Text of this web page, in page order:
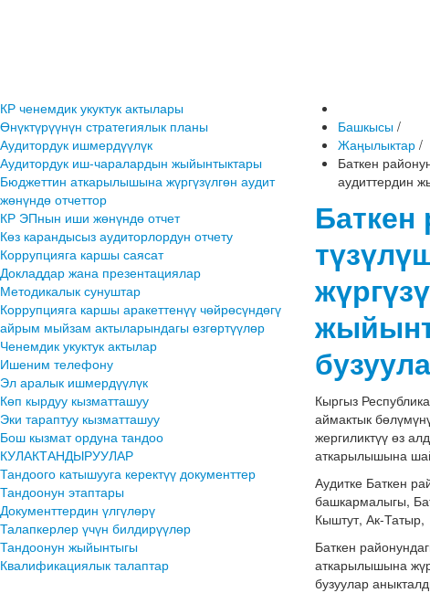
КР ченемдик укуктук актылары
Өнүктүрүүнүн стратегиялык планы
Аудитордук ишмердүүлүк
Аудитордук иш-чаралардын жыйынтыктары
Бюджеттин аткарылышына жүргүзүлгөн аудит
жөнүндө отчеттор
КР ЭПнын иши жөнүндө отчет
Көз карандысыз аудиторлордун отчету
Коррупцияга каршы саясат
Докладдар жана презентациялар
Методикалык сунуштар
Коррупцияга каршы аракеттенүү чөйрөсүндөгү
айрым мыйзам актыларындагы өзгөртүүлөр
Ченемдик укуктук актылар
Ишеним телефону
Эл аралык ишмердүүлүк
Көп кырдуу кызматташуу
Эки тараптуу кызматташуу
Бош кызмат ордуна тандоо
КУЛАКТАНДЫРУУЛАР
Тандоого катышууга керектүү документтер
Тандоонун этаптары
Документтердин үлгүлөрү
Талапкерлер үчүн билдирүүлөр
Тандоонун жыйынтыгы
Квалификациялык талаптар
Башкысы /
Жаңылыктар /
Баткен
аудиттердин
Кыргыз
аймактык
жергиликтүү өз
аткарылышына
Аудитке Баткен
башкармалыгы,
Кыштут, Ак-
Баткен
аткарылышына
бузуулар